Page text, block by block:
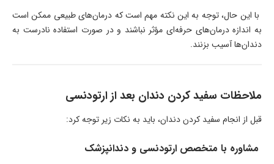
با این حال، توجه به این نکته مهم است که درمان‌های طبیعی ممکن است
به اندازه درمان‌های حرفه‌ای مؤثر نباشند و در صورت استفاده نادرست به
دندان‌ها آسیب بزنند.
ملاحظات سفید کردن دندان بعد از ارتودنسی
قبل از انجام سفید کردن دندان، باید به نکات زیر توجه کرد:
مشاوره با متخصص ارتودنسی و دندانپزشک